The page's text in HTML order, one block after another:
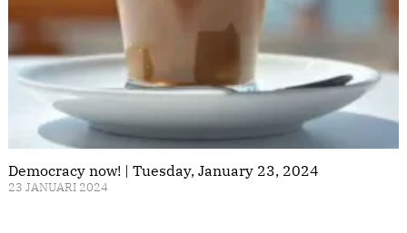
Democracy now! | Tuesday, January 23, 2024
23 JANUARI 2024